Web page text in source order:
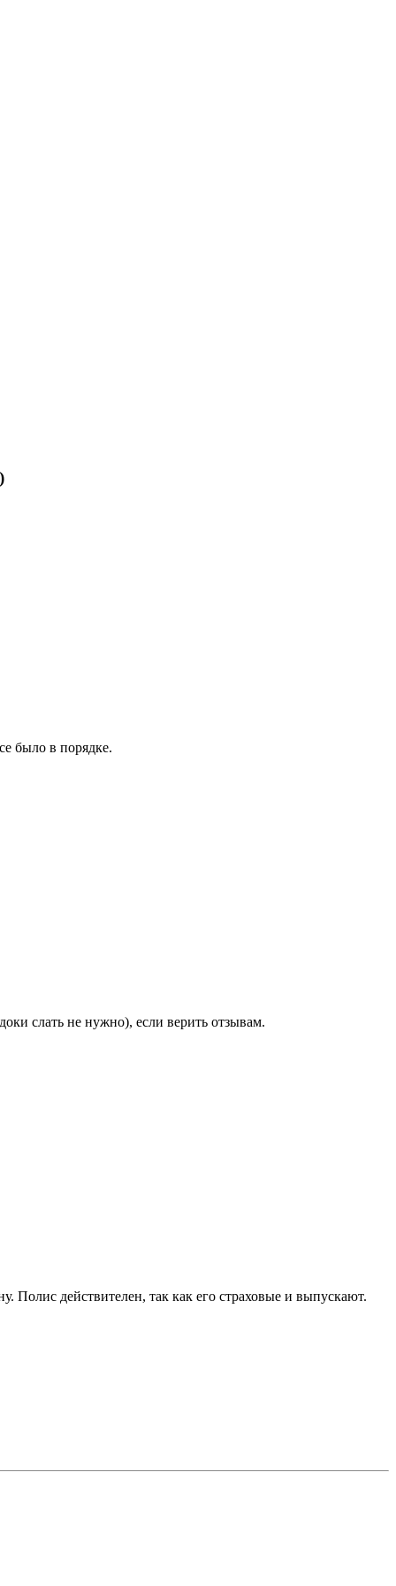
было в порядке.
слать не нужно), если верить отзывам.
действителен, так как его страховые и выпускают.